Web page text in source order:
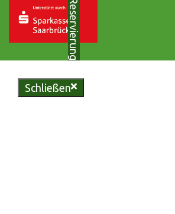
Zur Reservierung
Schließen